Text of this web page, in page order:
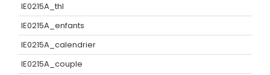
IE0215A_thl
IE0215A_enfants
IE0215A_calendrier
IE0215A_couple